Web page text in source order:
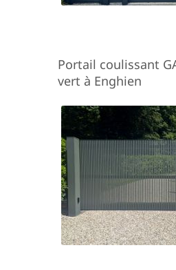
Portail coulissant
vert à Enghien